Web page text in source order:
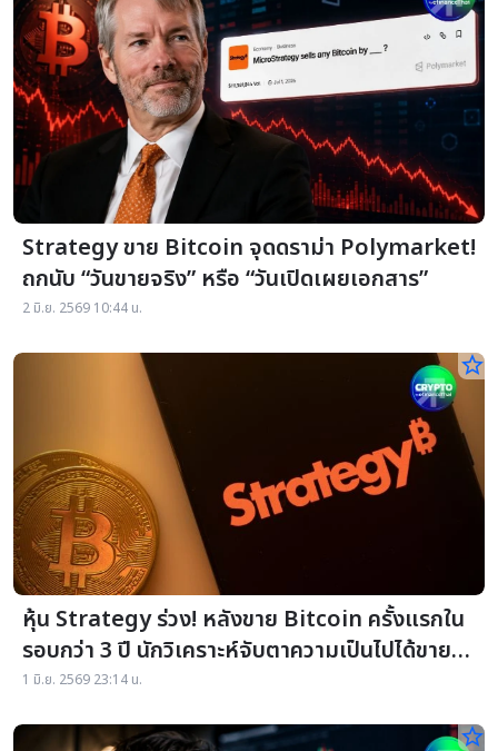
Strategy ขาย Bitcoin จุดดราม่า Polymarket!
ถกนับ “วันขายจริง” หรือ “วันเปิดเผยเอกสาร”
2 มิ.ย. 2569 10:44 น.
star_border
หุ้น Strategy ร่วง! หลังขาย Bitcoin ครั้งแรกใน
รอบกว่า 3 ปี นักวิเคราะห์จับตาความเป็นไปได้ขาย
BTC เพิ่ม
1 มิ.ย. 2569 23:14 น.
star_border